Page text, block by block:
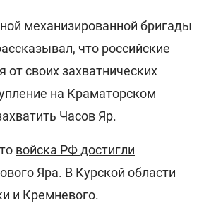
механизированной бригады
что российские
своих захватнических
на Краматорском
Часов Яр.
войска РФ достигли
Яра. В Курской области
и Кремневого.